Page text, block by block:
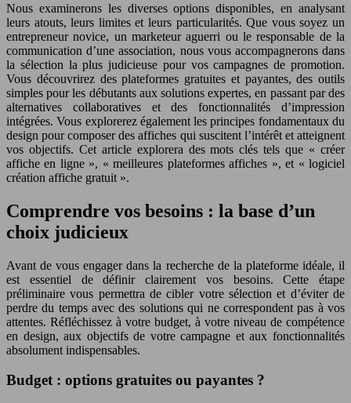
Nous examinerons les diverses options disponibles, en analysant
leurs atouts, leurs limites et leurs particularités. Que vous soyez un
entrepreneur novice, un marketeur aguerri ou le responsable de la
communication d’une association, nous vous accompagnerons dans
la sélection la plus judicieuse pour vos campagnes de promotion.
Vous découvrirez des plateformes gratuites et payantes, des outils
simples pour les débutants aux solutions expertes, en passant par des
alternatives collaboratives et des fonctionnalités d’impression
intégrées. Vous explorerez également les principes fondamentaux du
design pour composer des affiches qui suscitent l’intérêt et atteignent
vos objectifs. Cet article explorera des mots clés tels que « créer
affiche en ligne », « meilleures plateformes affiches », et « logiciel
création affiche gratuit ».
Comprendre vos besoins : la base d’un
choix judicieux
Avant de vous engager dans la recherche de la plateforme idéale, il
est essentiel de définir clairement vos besoins. Cette étape
préliminaire vous permettra de cibler votre sélection et d’éviter de
perdre du temps avec des solutions qui ne correspondent pas à vos
attentes. Réfléchissez à votre budget, à votre niveau de compétence
en design, aux objectifs de votre campagne et aux fonctionnalités
absolument indispensables.
Budget : options gratuites ou payantes ?